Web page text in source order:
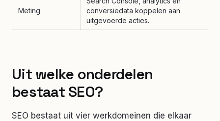
Meting
conversiedata koppelen aan
uitgevoerde acties.
Uit welke onderdelen
bestaat SEO?
SEO bestaat uit vier werkdomeinen die elkaar